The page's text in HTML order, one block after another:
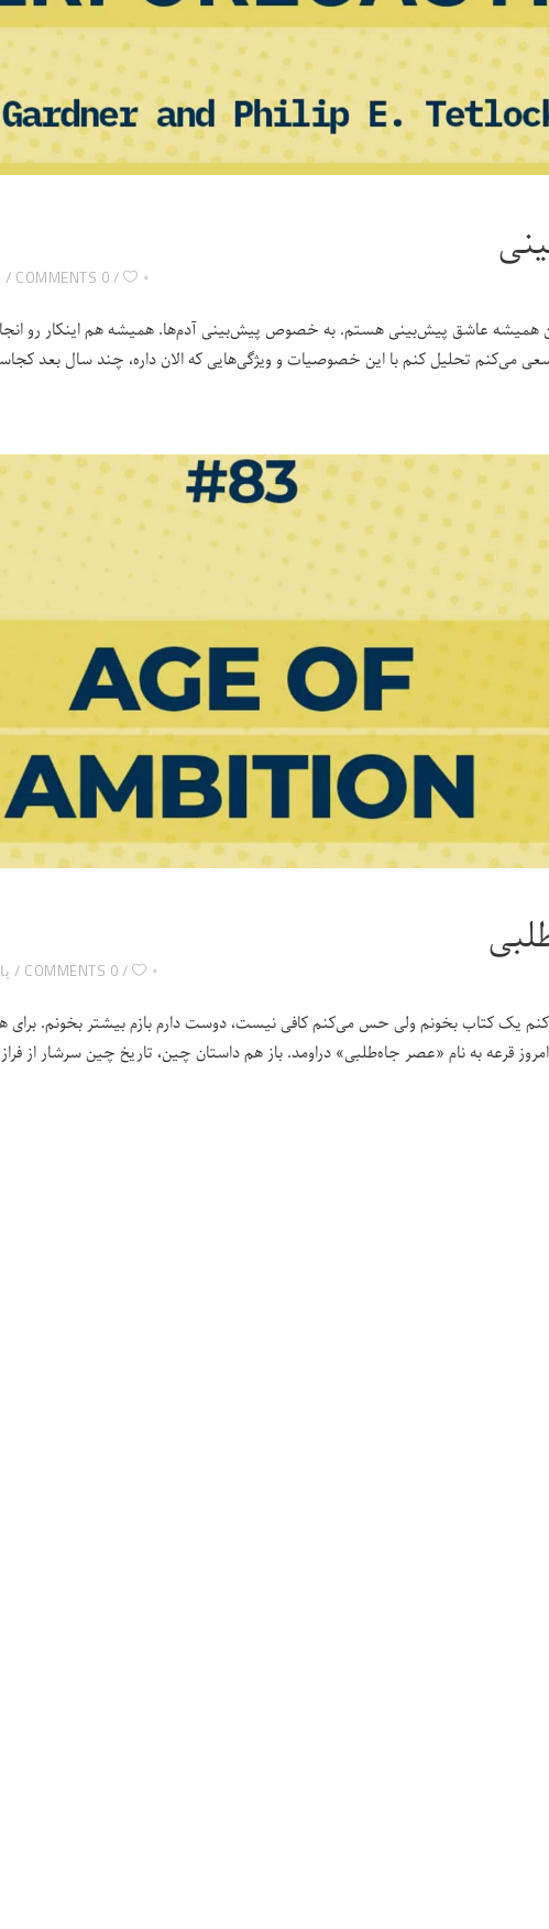
0 COMMENTS ۰
همیشه عاشق پیش‌بینی هستم. به خصوص پیش‌بینی آدم‌ها. همیشه هم اینکار رو
می‌کنم تحلیل کنم با این خصوصیات و ویژگی‌هایی که الان داره، چند سال بعد
0 COMMENTS ۰
یک کتاب بخونم ولی حس می‌کنم کافی نیست، دوست دارم بازم بیشتر بخونم.
امروز قرعه به نام «عصر جاه‌طلبی» دراومد. باز هم داستان چین، تاریخ چین سرشار از